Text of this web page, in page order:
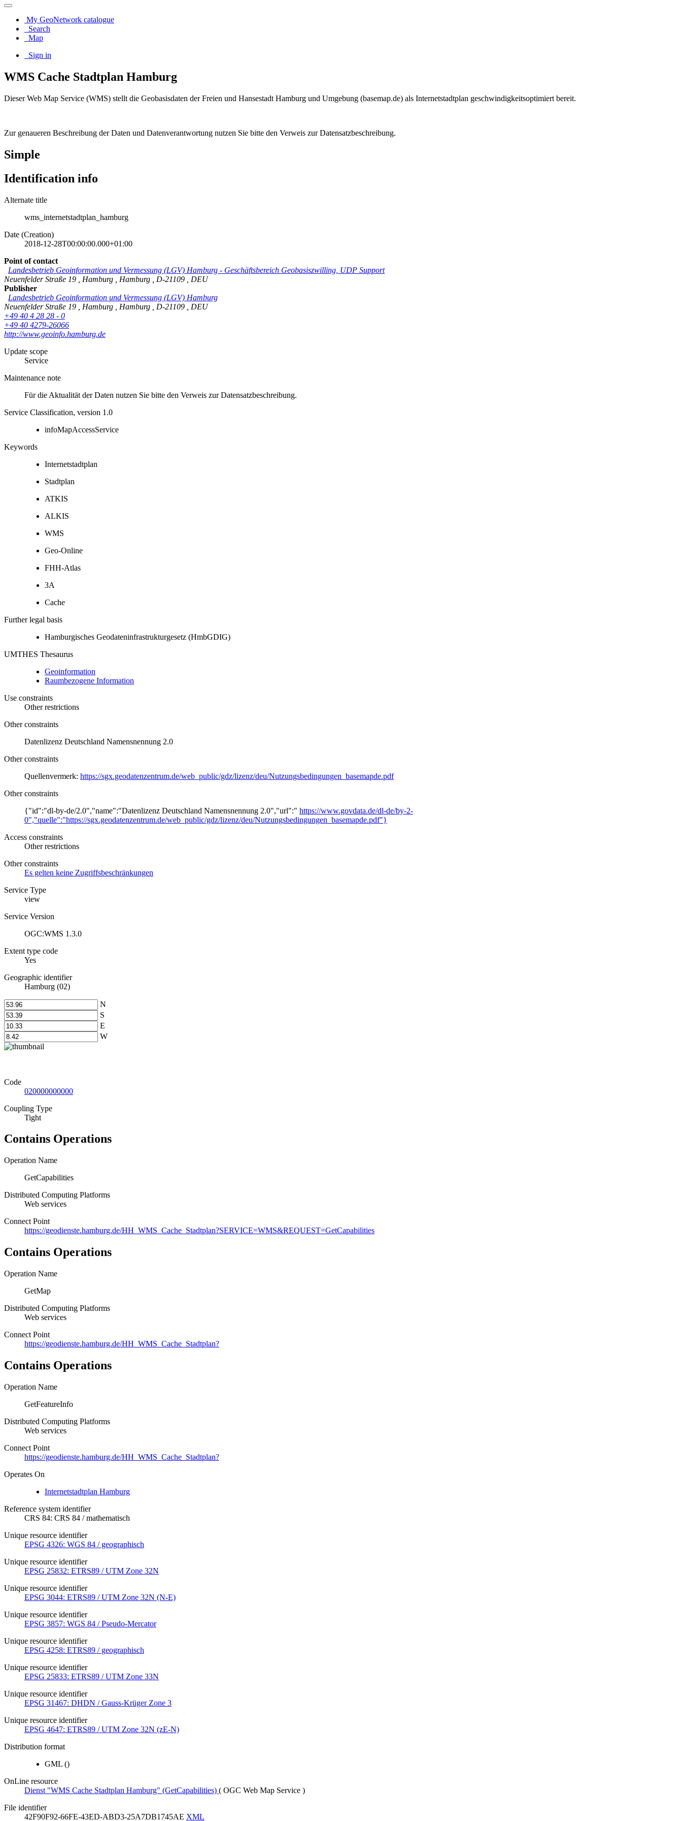
My GeoNetwork catalogue
Search
Map
Sign in
WMS Cache Stadtplan Hamburg
Dieser Web Map Service (WMS) stellt die Geobasisdaten der Freien und Hansestadt Hamburg und Umgebung (basemap.de) als Internetstadtplan geschwindigkeitsoptimiert bereit.
Zur genaueren Beschreibung der Daten und Datenverantwortung nutzen Sie bitte den Verweis zur Datensatzbeschreibung.
Simple
Identification info
Alternate title
wms_internetstadtplan_hamburg
Date (Creation)
2018-12-28T00:00:00.000+01:00
Point of contact
Landesbetrieb Geoinformation und Vermessung (LGV) Hamburg - Geschäftsbereich Geobasiszwilling, UDP Support
Neuenfelder Straße 19
Hamburg Hamburg D-21109
DEU
Publisher
Landesbetrieb Geoinformation und Vermessung (LGV) Hamburg
Neuenfelder Straße 19
Hamburg Hamburg D-21109
DEU
+49 40 4 28 28 - 0
+49 40 4279-26066
http://www.geoinfo.hamburg.de
Update scope
Service
Maintenance note
Für die Aktualität der Daten nutzen Sie bitte den Verweis zur Datensatzbeschreibung.
Service Classification, version 1.0
infoMapAccessService
Keywords
Internetstadtplan
Stadtplan
ATKIS
ALKIS
WMS
Geo-Online
FHH-Atlas
3A
Cache
Further legal basis
Hamburgisches Geodateninfrastrukturgesetz (HmbGDIG)
UMTHES Thesaurus
Geoinformation
Raumbezogene Information
Use constraints
Other restrictions
Other constraints
Datenlizenz Deutschland Namensnennung 2.0
Other constraints
Quellenvermerk: https://sgx.geodatenzentrum.de/web_public/gdz/lizenz/deu/Nutzungsbedingungen_basemapde.pdf
Other constraints
{"id":"dl-by-de/2.0","name":"Datenlizenz Deutschland Namensnennung 2.0","url":" https://www.govdata.de/dl-de/by-2-
0","quelle":"https://sgx.geodatenzentrum.de/web_public/gdz/lizenz/deu/Nutzungsbedingungen_basemapde.pdf"}
Access constraints
Other restrictions
Other constraints
Es gelten keine Zugriffsbeschränkungen
Service Type
view
Service Version
OGC:WMS 1.3.0
Extent type code
Yes
Geographic identifier
Hamburg (02)
N
S
E
W
Code
020000000000
Coupling Type
Tight
Contains Operations
Operation Name
GetCapabilities
Distributed Computing Platforms
Web services
Connect Point
https://geodienste.hamburg.de/HH_WMS_Cache_Stadtplan?SERVICE=WMS&REQUEST=GetCapabilities
Contains Operations
Operation Name
GetMap
Distributed Computing Platforms
Web services
Connect Point
https://geodienste.hamburg.de/HH_WMS_Cache_Stadtplan?
Contains Operations
Operation Name
GetFeatureInfo
Distributed Computing Platforms
Web services
Connect Point
https://geodienste.hamburg.de/HH_WMS_Cache_Stadtplan?
Operates On
Internetstadtplan Hamburg
Reference system identifier
CRS 84: CRS 84 / mathematisch
Unique resource identifier
EPSG 4326: WGS 84 / geographisch
Unique resource identifier
EPSG 25832: ETRS89 / UTM Zone 32N
Unique resource identifier
EPSG 3044: ETRS89 / UTM Zone 32N (N-E)
Unique resource identifier
EPSG 3857: WGS 84 / Pseudo-Mercator
Unique resource identifier
EPSG 4258: ETRS89 / geographisch
Unique resource identifier
EPSG 25833: ETRS89 / UTM Zone 33N
Unique resource identifier
EPSG 31467: DHDN / Gauss-Krüger Zone 3
Unique resource identifier
EPSG 4647: ETRS89 / UTM Zone 32N (zE-N)
Distribution format
GML ()
OnLine resource
Dienst "WMS Cache Stadtplan Hamburg" (GetCapabilities) ( OGC Web Map Service )
File identifier
42F90F92-66FE-43ED-ABD3-25A7DB1745AE XML